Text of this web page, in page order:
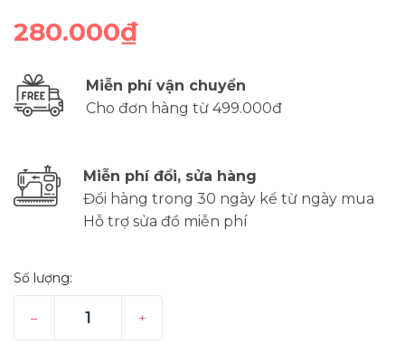
280.000₫
Miễn phí vận chuyển
Cho đơn hàng từ 499.000đ
Miễn phí đổi, sửa hàng
Đổi hàng trong 30 ngày kể từ ngày mua
Hỗ trợ sửa đồ miễn phí
Số lượng:
– +